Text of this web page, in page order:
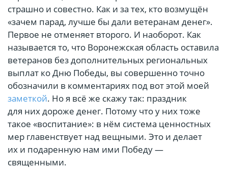
страшно и совестно. Как и за тех, кто возмущён
«зачем парад, лучше бы дали ветеранам денег».
Первое не отменяет второго. И наоборот. Как
называется то, что Воронежская область оставила
ветеранов без дополнительных региональных
выплат ко Дню Победы, вы совершенно точно
обозначили в комментариях под вот этой моей
заметкой. Но я всё же скажу так: праздник
для них дороже денег. Потому что у них тоже
такое «воспитание»: в нём система ценностных
мер главенствует над вещными. Это и делает
их и подаренную нам ими Победу —
священными.